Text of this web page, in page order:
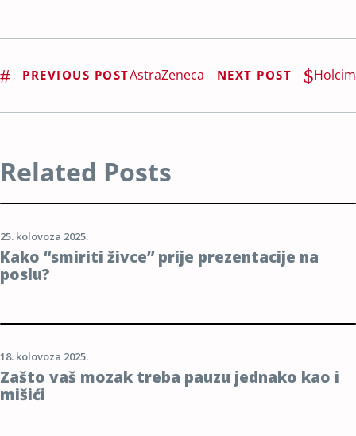
PREVIOUS POSTAstraZeneca NEXT POST Holcim
Related Posts
25. kolovoza 2025.
Kako “smiriti živce” prije prezentacije na
poslu?
18. kolovoza 2025.
Zašto vaš mozak treba pauzu jednako kao i
mišići